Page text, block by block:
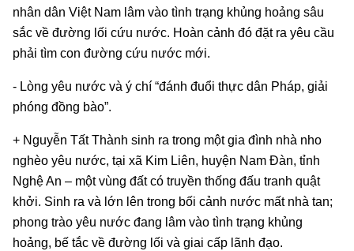
nhân dân Việt Nam lâm vào tình trạng khủng hoảng sâu
sắc về đường lối cứu nước. Hoàn cảnh đó đặt ra yêu cầu
phải tìm con đường cứu nước mới.
- Lòng yêu nước và ý chí “đánh đuổi thực dân Pháp, giải
phóng đồng bào”.
+ Nguyễn Tất Thành sinh ra trong một gia đình nhà nho
nghèo yêu nước, tại xã Kim Liên, huyện Nam Đàn, tỉnh
Nghệ An – một vùng đất có truyền thống đấu tranh quật
khởi. Sinh ra và lớn lên trong bối cảnh nước mất nhà tan;
phong trào yêu nước đang lâm vào tình trạng khủng
hoảng, bế tắc về đường lối và giai cấp lãnh đạo.